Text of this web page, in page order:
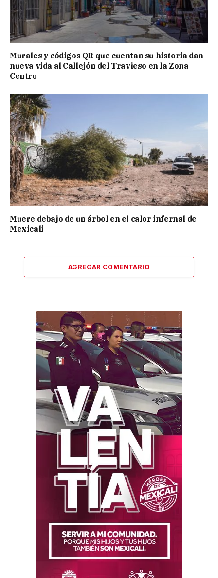
Murales y códigos QR que cuentan su historia dan
nueva vida al Callejón del Travieso en la Zona
Centro
Muere debajo de un árbol en el calor infernal de
Mexicali
AGREGAR COMENTARIO